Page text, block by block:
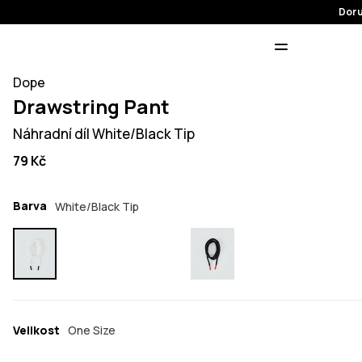
Dope
Drawstring Pant
Náhradní díl White/Black Tip
79 Kč
Barva White/Black Tip
Velikost One Size